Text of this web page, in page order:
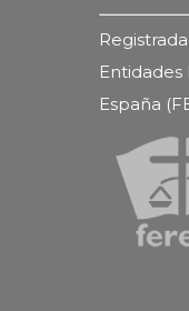
Entidades
España